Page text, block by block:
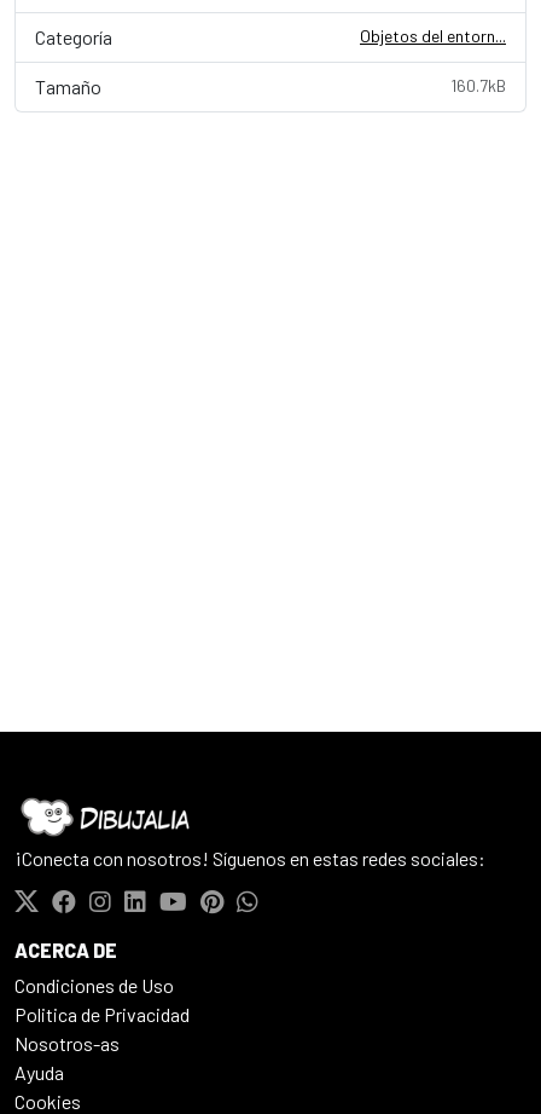
Categoría Objetos del entorn...
Tamaño 160.7kB
¡Conecta con nosotros! Síguenos en estas redes sociales:
ACERCA DE
Condiciones de Uso
Politica de Privacidad
Nosotros-as
Ayuda
Cookies